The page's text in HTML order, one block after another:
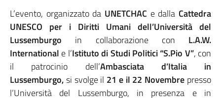
L’evento, organizzato da UNETCHAC e dalla Cattedra
UNESCO per i Diritti Umani dell’Università del
Lussemburgo in collaborazione con L.A.W.
International e l’Istituto di Studi Politici “S.Pio V”, con
il patrocinio dell’Ambasciata d’Italia in
Lussemburgo,si svolge il 21 e il 22 Novembre presso
l’Università del Lussemburgo, in presenza e in